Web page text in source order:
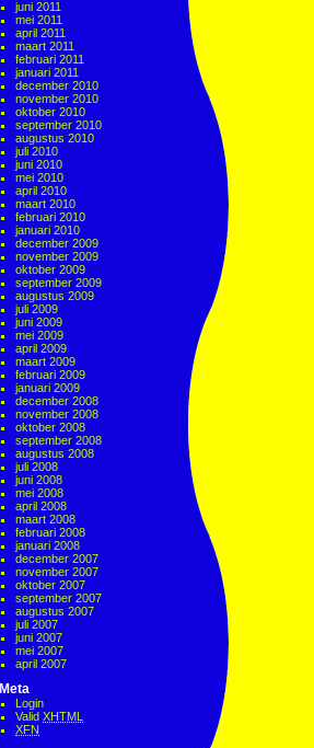
juni 2011
mei 2011
april 2011
maart 2011
februari 2011
januari 2011
december 2010
november 2010
oktober 2010
september 2010
augustus 2010
juli 2010
juni 2010
mei 2010
april 2010
maart 2010
februari 2010
januari 2010
december 2009
november 2009
oktober 2009
september 2009
augustus 2009
juli 2009
juni 2009
mei 2009
april 2009
maart 2009
februari 2009
januari 2009
december 2008
november 2008
oktober 2008
september 2008
augustus 2008
juli 2008
juni 2008
mei 2008
april 2008
maart 2008
februari 2008
januari 2008
december 2007
november 2007
oktober 2007
september 2007
augustus 2007
juli 2007
juni 2007
mei 2007
april 2007
Meta
Login
Valid XHTML
XFN